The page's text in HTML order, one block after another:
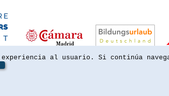
al usuario. Si continúa